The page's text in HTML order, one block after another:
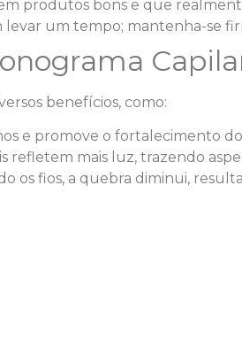
produtos bons e que
levar um tempo; mantenha-se
benefícios, como:
e promove o fortalecimento
refletem mais luz, trazendo
os fios, a quebra diminui,